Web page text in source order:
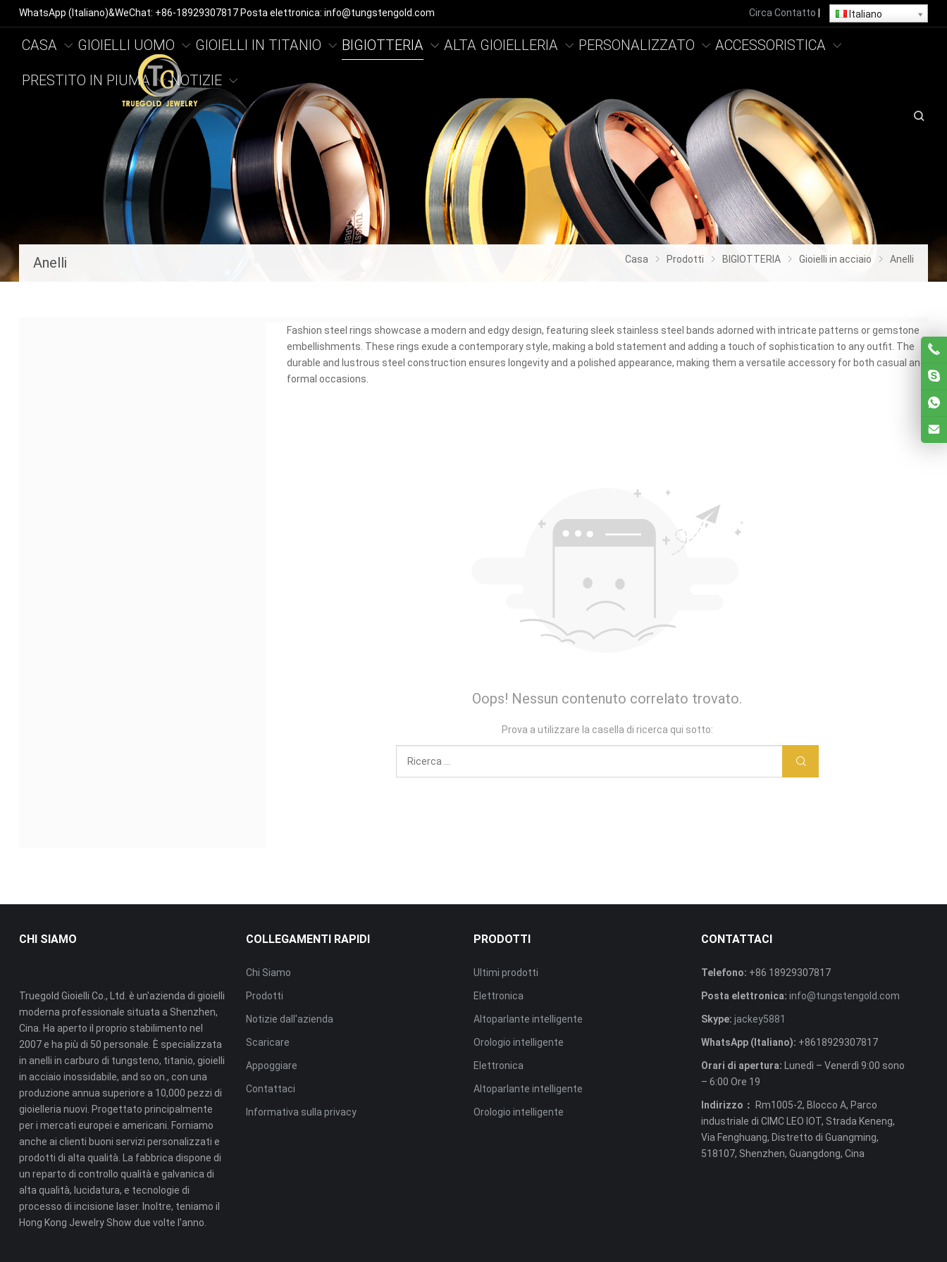
WhatsApp (Italiano)&WeChat: +86-18929307817 Posta elettronica: info@tungstengold.com Circa Contatto Italiano
CASA GIOIELLI UOMO GIOIELLI IN TITANIO BIGIOTTERIA ALTA GIOIELLERIA PERSONALIZZATO ACCESSORISTICA
PRESTITO IN PIUMA NOTIZIE
Anelli Casa Prodotti BIGIOTTERIA Gioielli in acciaio Anelli
Fashion steel rings showcase a modern and edgy design, featuring sleek stainless steel bands adorned with intricate patterns or gemstone
embellishments These rings exude a contemporary style, making a bold statement and adding a touch of sophistication to any outfit The
durable and lustrous steel construction ensures longevity and a polished appearance, making them a versatile accessory for both casual and
formal occasions
Oops! Nessun contenuto correlato trovato.
Prova a utilizzare la casella di ricerca qui sotto:
CHI SIAMO
Truegold Gioielli Co., Ltd. è un'azienda di gioielli
moderna professionale situata a Shenzhen,
Cina. Ha aperto il proprio stabilimento nel
2007 e ha più di 50 personale. È specializzata
in anelli in carburo di tungsteno, titanio, gioielli
in acciaio inossidabile, and so on., con una
produzione annua superiore a 10,000 pezzi di
gioielleria nuovi. Progettato principalmente
per i mercati europei e americani. Forniamo
anche ai clienti buoni servizi personalizzati e
prodotti di alta qualità. La fabbrica dispone di
un reparto di controllo qualità e galvanica di
alta qualità, lucidatura, e tecnologie di
processo di incisione laser. Inoltre, teniamo il
Hong Kong Jewelry Show due volte l'anno.
COLLEGAMENTI RAPIDI
Chi Siamo
Prodotti
Notizie dall'azienda
Scaricare
Appoggiare
Contattaci
Informativa sulla privacy
PRODOTTI
Ultimi prodotti
Elettronica
Altoparlante intelligente
Orologio intelligente
Elettronica
Altoparlante intelligente
Orologio intelligente
CONTATTACI
Telefono: +86 18929307817
Posta elettronica: info@tungstengold.com
Skype: jackey5881
WhatsApp (Italiano): +8618929307817
Orari di apertura:
Lunedì – Venerdì 9:00 sono
– 6:00 Ore 19
Indirizzo：
Rm1005-2, Blocco A, Parco
industriale di CIMC LEO IOT, Strada Keneng,
Via Fenghuang, Distretto di Guangming,
518107, Shenzhen, Guangdong, Cina